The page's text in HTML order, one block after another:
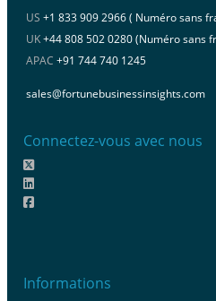
US +1 833 909 2966 ( Numéro sans
UK+44 808 502 0280 (Numéro sans
APAC +91 744 740 1245
sales@fortunebusinessinsights.com
Connectez-vous avec nous
Informations